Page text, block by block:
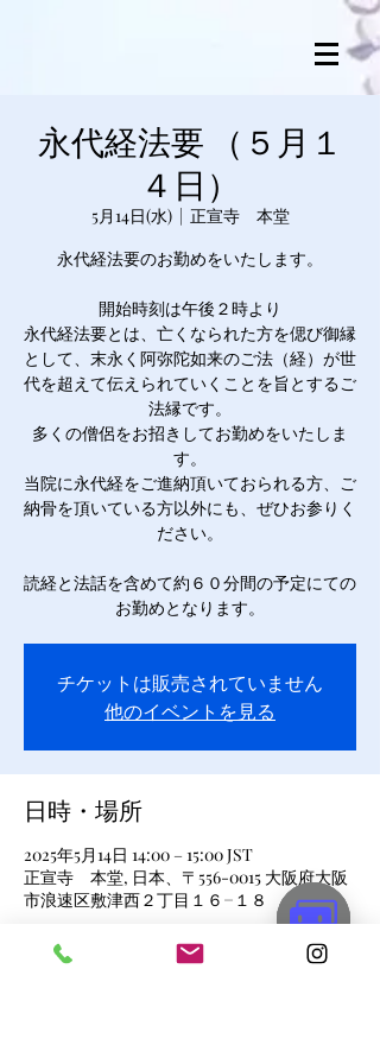
永代経法要 （５月１
４日）
5月14日(水)
  |
正宣寺 本堂
永代経法要のお勤めをいたします。
開始時刻は午後２時より
永代経法要とは、亡くなられた方を偲び御縁
として、末永く阿弥陀如来のご法（経）が世
代を超えて伝えられていくことを旨とするご
法縁です。
多くの僧侶をお招きしてお勤めをいたしま
す。
当院に永代経をご進納頂いておられる方、ご
納骨を頂いている方以外にも、ぜひお参りく
ださい。
読経と法話を含めて約６０分間の予定にての
お勤めとなります。
チケットは販売されていません
他のイベントを見る
日時・場所
2025年5月14日 14:00 – 15:00 JST
正宣寺 本堂, 日本、〒556-0015 大阪府大阪
市浪速区敷津西２丁目１６−１８